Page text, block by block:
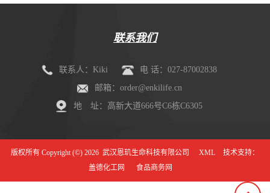
联系我们
联系人：Kiki
电 话：027-87002838
邮箱：order@enkilife.cn
地 址：高新大道666号C6栋C6305
版权所有 Copyright (©) 2026 武汉恩玑生命科技有限公司 XML
技术支持：
盖德化工网
食品商务网